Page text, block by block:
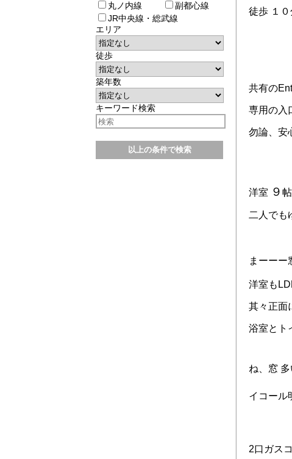
徒歩 １０
共有の
専用の入
勿論、安
洋室 ９
二人でも
まーーー
洋室も
其々正面
浴室とト
ね、窓
イコール
2口ガス
丸ノ内線
副都心線
JR中央線・総武線
エリア
徒歩
築年数
キーワード検索